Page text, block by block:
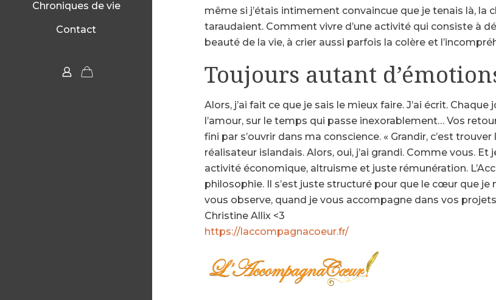
Chroniques de vie
Contact
même si j’étais intimement convaincue que je tenais là,
taraudaient. Comment vivre d’une activité qui consiste à
beauté de la vie, à crier aussi parfois la colère et
Toujours autant
Alors, j’ai fait ce que je sais le mieux faire. J’ai écrit.
l’amour, sur le temps qui passe inexorablement… Vos
fini par s’ouvrir dans ma conscience. « Grandir, c’est
réalisateur islandais. Alors, oui, j’ai grandi. Comme vous.
activité économique, altruisme et juste rémunération.
philosophie. Il s’est juste structuré pour que le cœur que
vous observe, quand je vous accompagne dans vos
Christine Allix <3
https://laccompagnacoeur.fr/